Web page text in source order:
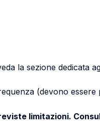
la sezione dedicata
(devono
limitazioni.